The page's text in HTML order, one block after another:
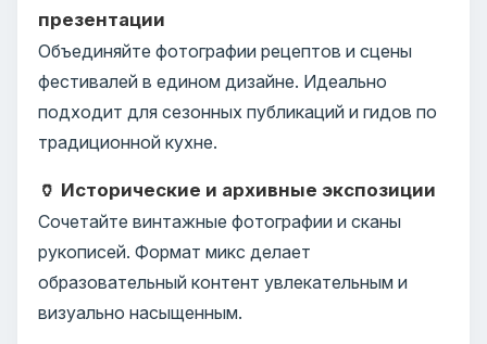
презентации
Объединяйте фотографии рецептов и сцены
фестивалей в едином дизайне. Идеально
подходит для сезонных публикаций и гидов по
традиционной кухне.
🏺 Исторические и архивные экспозиции
Сочетайте винтажные фотографии и сканы
рукописей. Формат микс делает
образовательный контент увлекательным и
визуально насыщенным.